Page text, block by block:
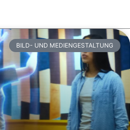
BILD- UND MEDIENGESTALTUNG